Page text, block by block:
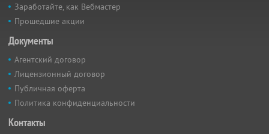
Заработайте, как Вебмастер
Прошедшие акции
Документы
Агентский договор
Лицензионный договор
Публичная оферта
Политика конфиденциальности
Контакты